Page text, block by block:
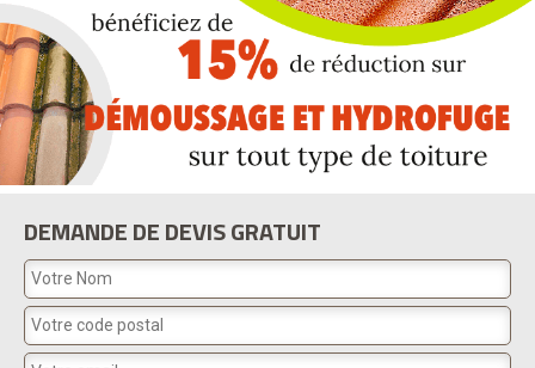
DEMANDE DE DEVIS GRATUIT